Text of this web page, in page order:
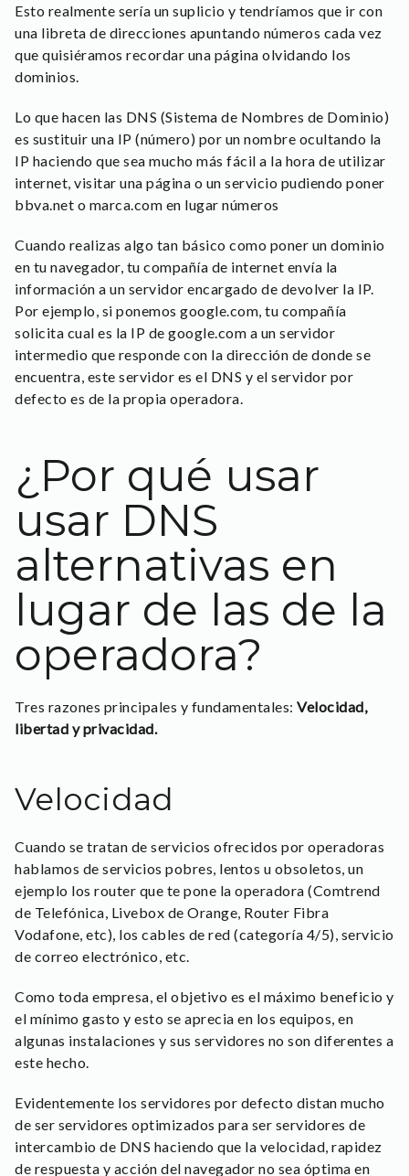
Esto realmente sería un suplicio y tendríamos que ir con
una libreta de direcciones apuntando números cada vez
que quisiéramos recordar una página olvidando los
dominios.
Lo que hacen las DNS (Sistema de Nombres de Dominio)
es sustituir una IP (número) por un nombre ocultando la
IP haciendo que sea mucho más fácil a la hora de utilizar
internet, visitar una página o un servicio pudiendo poner
bbva.net o marca.com en lugar números
Cuando realizas algo tan básico como poner un dominio
en tu navegador, tu compañía de internet envía la
información a un servidor encargado de devolver la IP.
Por ejemplo, si ponemos google.com, tu compañía
solicita cual es la IP de google.com a un servidor
intermedio que responde con la dirección de donde se
encuentra, este servidor es el DNS y el servidor por
defecto es de la propia operadora.
¿Por qué usar
usar DNS
alternativas en
lugar de las de la
operadora?
Tres razones principales y fundamentales: Velocidad,
libertad y privacidad.
Velocidad
Cuando se tratan de servicios ofrecidos por operadoras
hablamos de servicios pobres, lentos u obsoletos, un
ejemplo los router que te pone la operadora (Comtrend
de Telefónica, Livebox de Orange, Router Fibra
Vodafone, etc), los cables de red (categoría 4/5), servicio
de correo electrónico, etc.
Como toda empresa, el objetivo es el máximo beneficio y
el mínimo gasto y esto se aprecia en los equipos, en
algunas instalaciones y sus servidores no son diferentes a
este hecho.
Evidentemente los servidores por defecto distan mucho
de ser servidores optimizados para ser servidores de
intercambio de DNS haciendo que la velocidad, rapidez
de respuesta y acción del navegador no sea óptima en